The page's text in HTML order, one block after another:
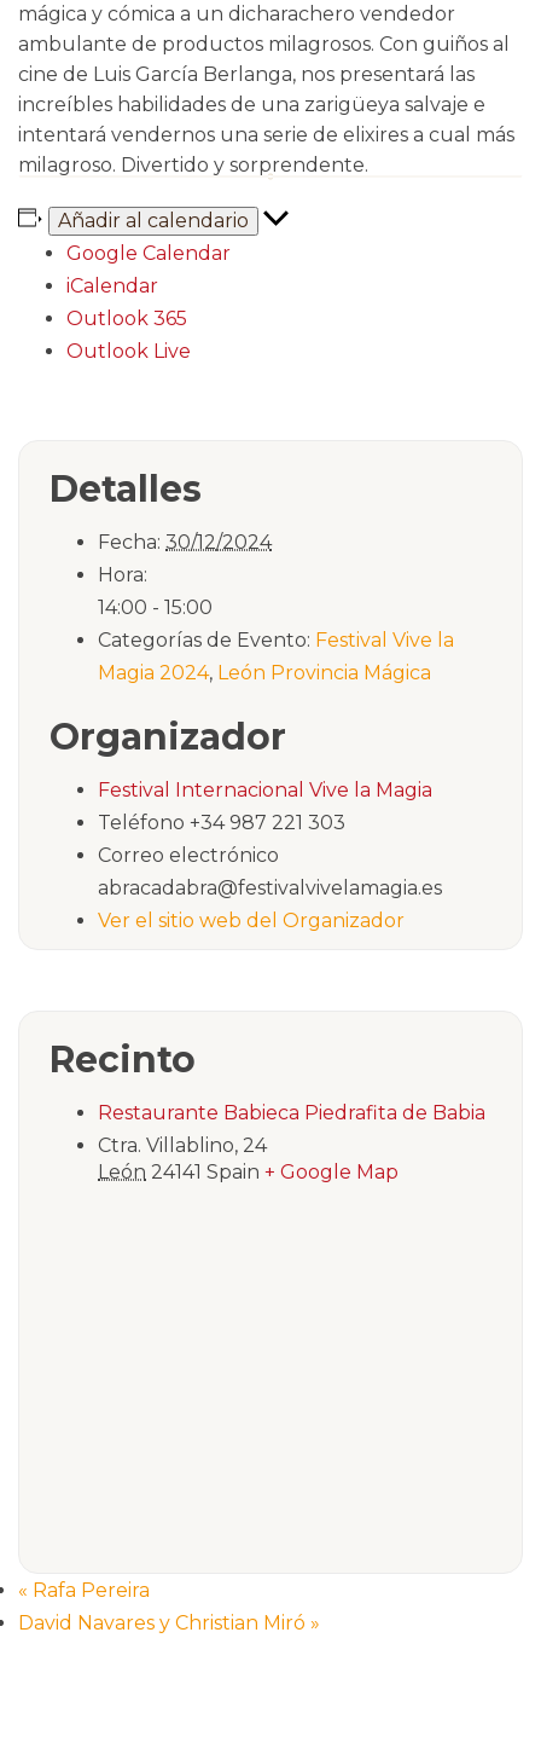
mágica y cómica a un dicharachero vendedor
ambulante de productos milagrosos. Con guiños al
cine de Luis García Berlanga, nos presentará las
increíbles habilidades de una zarigüeya salvaje e
intentará vendernos una serie de elixires a cual más
milagroso. Divertido y sorprendente.
Añadir al calendario
Google Calendar
iCalendar
Outlook 365
Outlook Live
Detalles
Fecha: 30/12/2024
Hora:
14:00 - 15:00
Categorías de Evento: Festival Vive la
Magia 2024, León Provincia Mágica
Organizador
Festival Internacional Vive la Magia
Teléfono +34 987 221 303
Correo electrónico
abracadabra@festivalvivelamagia.es
Ver el sitio web del Organizador
Recinto
Restaurante Babieca Piedrafita de Babia
Ctra. Villablino, 24
León 24141 Spain + Google Map
« Rafa Pereira
David Navares y Christian Miró »